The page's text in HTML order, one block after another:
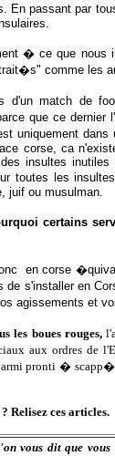
En passant par
� ce que nous
comme les
d'un match de
que ce
uniquement
corse, ca
insultes
toutes les
juif ou musulman.
certains
en corse
s'installer en
agissements
les boues rouges,
aux ordres de
pronti �
Relisez ces articles.
vous dit que